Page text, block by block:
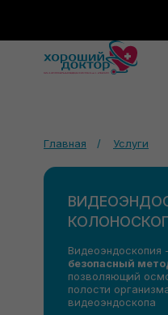
Видеоэндоскопия -
безопасный
позволяющий
полости
видеоэндоскопа
Главная / Услуги